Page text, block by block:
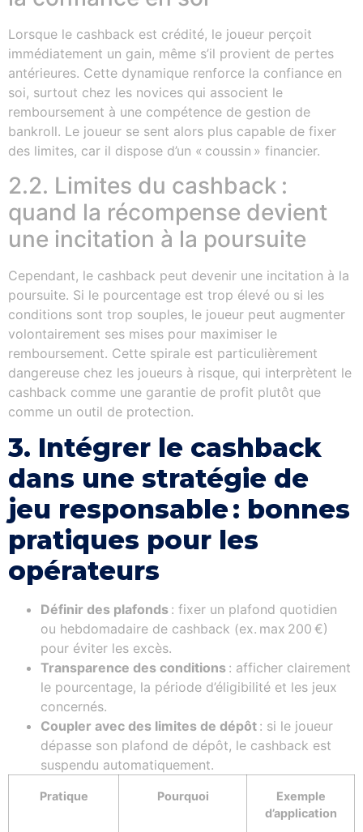
Lorsque le cashback est crédité, le joueur perçoit
immédiatement un gain, même s’il provient de pertes
antérieures. Cette dynamique renforce la confiance en
soi, surtout chez les novices qui associent le
remboursement à une compétence de gestion de
bankroll. Le joueur se sent alors plus capable de fixer
des limites, car il dispose d’un « coussin » financier.
2.2. Limites du cashback :
quand la récompense devient
une incitation à la poursuite
Cependant, le cashback peut devenir une incitation à la
poursuite. Si le pourcentage est trop élevé ou si les
conditions sont trop souples, le joueur peut augmenter
volontairement ses mises pour maximiser le
remboursement. Cette spirale est particulièrement
dangereuse chez les joueurs à risque, qui interprètent le
cashback comme une garantie de profit plutôt que
comme un outil de protection.
3. Intégrer le cashback
dans une stratégie de
jeu responsable : bonnes
pratiques pour les
opérateurs
Définir des plafonds : fixer un plafond quotidien
ou hebdomadaire de cashback (ex. max 200 €)
pour éviter les excès.
Transparence des conditions : afficher clairement
le pourcentage, la période d’éligibilité et les jeux
concernés.
Coupler avec des limites de dépôt : si le joueur
dépasse son plafond de dépôt, le cashback est
suspendu automatiquement.
Pratique Pourquoi
Exemple
d’application